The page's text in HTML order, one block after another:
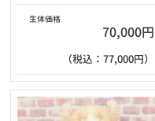
生体価格
70,000円
（税込：77,000円）